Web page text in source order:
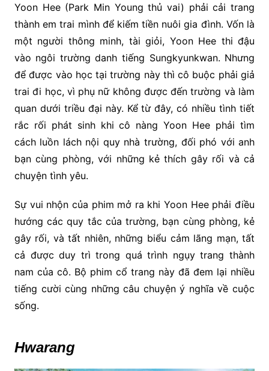
Yoon Hee (Park Min Young thủ vai) phải cải trang
thành em trai mình để kiếm tiền nuôi gia đình. Vốn là
một người thông minh, tài giỏi, Yoon Hee thi đậu
vào ngôi trường danh tiếng Sungkyunkwan. Nhưng
để được vào học tại trường này thì cô buộc phải giả
trai đi học, vì phụ nữ không được đến trường và làm
quan dưới triều đại này. Kể từ đây, có nhiều tình tiết
rắc rối phát sinh khi cô nàng Yoon Hee phải tìm
cách luồn lách nội quy nhà trường, đối phó với anh
bạn cùng phòng, với những kẻ thích gây rối và cả
chuyện tình yêu.
Sự vui nhộn của phim mở ra khi Yoon Hee phải điều
hướng các quy tắc của trường, bạn cùng phòng, kẻ
gây rối, và tất nhiên, những biểu cảm lãng mạn, tất
cả được duy trì trong quá trình ngụy trang thành
nam của cô. Bộ phim cổ trang này đã đem lại nhiều
tiếng cười cùng những câu chuyện ý nghĩa về cuộc
sống.
Hwarang